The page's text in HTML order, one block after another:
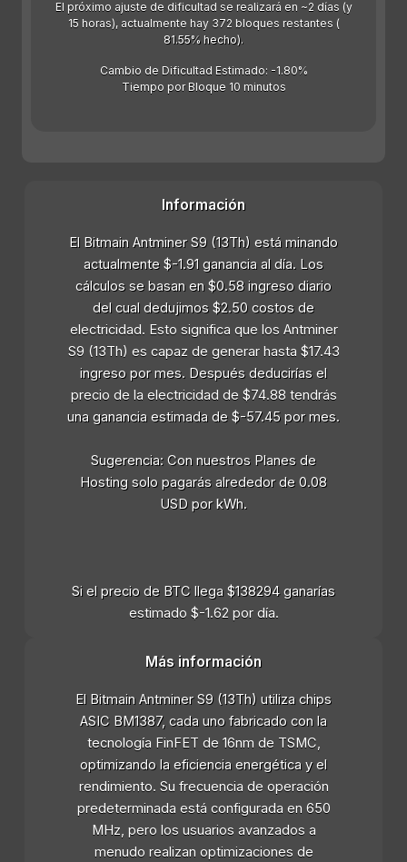
El próximo ajuste de dificultad se realizará en ~2 días (y
15 horas), actualmente hay 372 bloques restantes (
81.55% hecho).
Cambio de Dificultad Estimado: -1.80%
Tiempo por Bloque 10 minutos
Información
El Bitmain Antminer S9 (13Th) está minando
actualmente $-1.91 ganancia al día. Los
cálculos se basan en $0.58 ingreso diario
del cual dedujimos $2.50 costos de
electricidad. Esto significa que los Antminer
S9 (13Th) es capaz de generar hasta $17.43
ingreso por mes. Después deducirías el
precio de la electricidad de $74.88 tendrás
una ganancia estimada de $-57.45 por mes.
Sugerencia: Con nuestros Planes de
Hosting solo pagarás alrededor de 0.08
USD por kWh.
Si el precio de BTC llega $138294 ganarías
estimado $-1.62 por día.
Más información
El Bitmain Antminer S9 (13Th) utiliza chips
ASIC BM1387, cada uno fabricado con la
tecnología FinFET de 16nm de TSMC,
optimizando la eficiencia energética y el
rendimiento. Su frecuencia de operación
predeterminada está configurada en 650
MHz, pero los usuarios avanzados a
menudo realizan optimizaciones de